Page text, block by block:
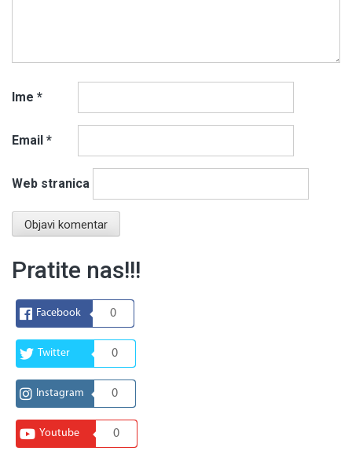
Ime *
Email *
Web stranica
Pratite nas!!!
Facebook 0
Twitter 0
Instagram 0
Youtube 0